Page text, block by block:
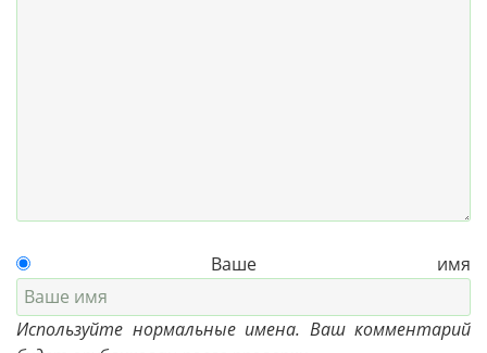
Ваше имя
Используйте нормальные имена. Ваш комментарий